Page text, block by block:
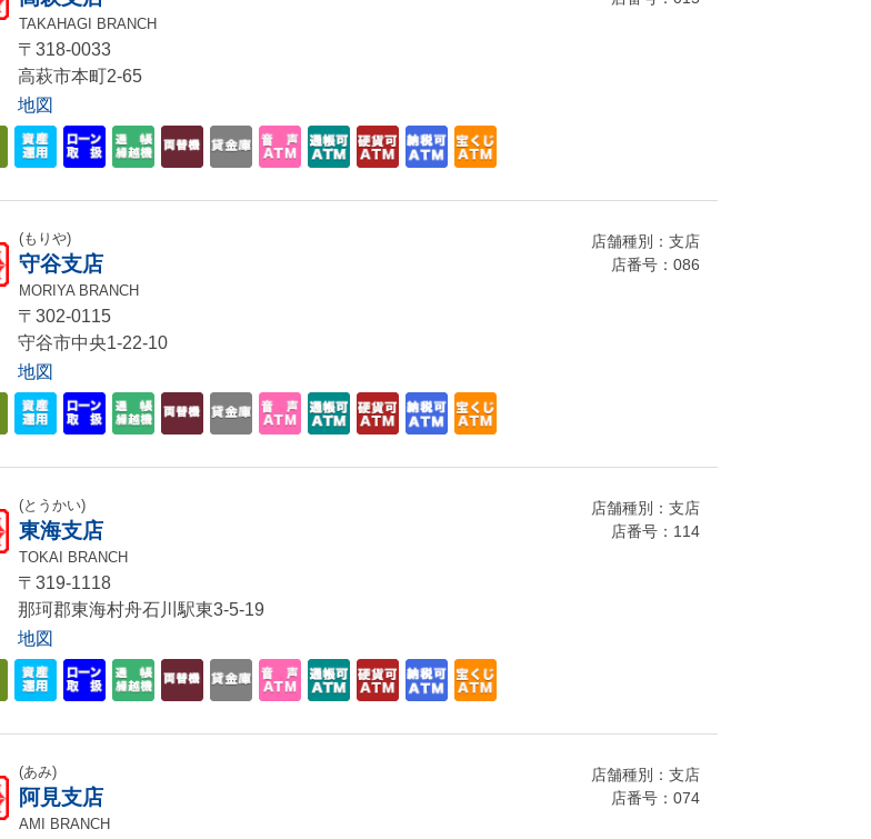
TAKAHAGI BRANCH
〒318-0033
高萩市本町2-65
地図
(もりや)
守谷支店
MORIYA BRANCH
店舗種別：支店
店番号：086
〒302-0115
守谷市中央1-22-10
地図
(とうかい)
東海支店
TOKAI BRANCH
店舗種別：支店
店番号：114
〒319-1118
那珂郡東海村舟石川駅東3-5-19
地図
(あみ)
阿見支店
AMI BRANCH
店舗種別：支店
店番号：074